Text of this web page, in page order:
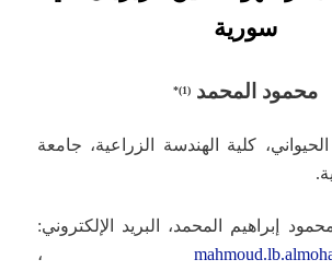
سورية
محمود المحمد (1)*
الحيواني، كلية الهندسة الزراعية، جامعة
إبراهيم المحمد، البريد الإلكتروني:
،